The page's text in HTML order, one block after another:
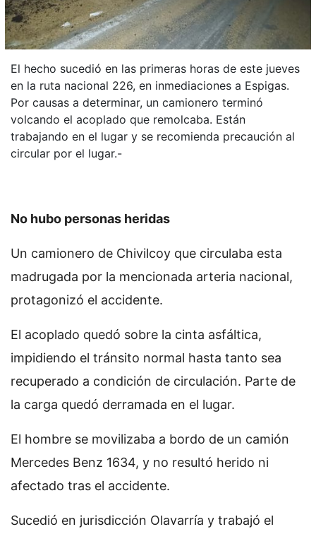
El hecho sucedió en las primeras horas de este jueves
en la ruta nacional 226, en inmediaciones a Espigas.
Por causas a determinar, un camionero terminó
volcando el acoplado que remolcaba. Están
trabajando en el lugar y se recomienda precaución al
circular por el lugar.-
No hubo personas heridas
Un camionero de Chivilcoy que circulaba esta
madrugada por la mencionada arteria nacional,
protagonizó el accidente.
El acoplado quedó sobre la cinta asfáltica,
impidiendo el tránsito normal hasta tanto sea
recuperado a condición de circulación. Parte de
la carga quedó derramada en el lugar.
El hombre se movilizaba a bordo de un camión
Mercedes Benz 1634, y no resultó herido ni
afectado tras el accidente.
Sucedió en jurisdicción Olavarría y trabajó el